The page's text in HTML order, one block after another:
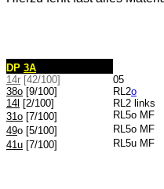
DP 3A
14r [42/100] 05
38o [9/100] RL2o
14l [2/100] RL2 links
31o [7/100] RL5o MF
49o [5/100] RL5o MF
41u [7/100] RL5u MF